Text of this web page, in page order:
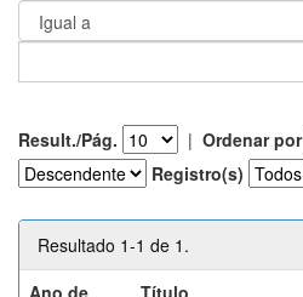
Result./Pág. | Ordenar por
Registro(s)
Resultado 1-1 de 1.
Ano de
Título